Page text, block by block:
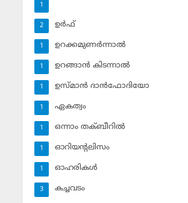
1
ഉര്‍ഫ്
2
ഉറക്കമുണര്‍ന്നാല്‍
1
ഉറങ്ങാന്‍ കിടന്നാല്‍
1
ഉസ്മാന്‍ ദാന്‍ഫോദിയോ
1
ഏകത്വം
1
ഒന്നാം തക്ബീറില്‍
1
ഓറിയന്റലിസം
1
ഓഹരികള്‍
1
കച്ചവടം
3